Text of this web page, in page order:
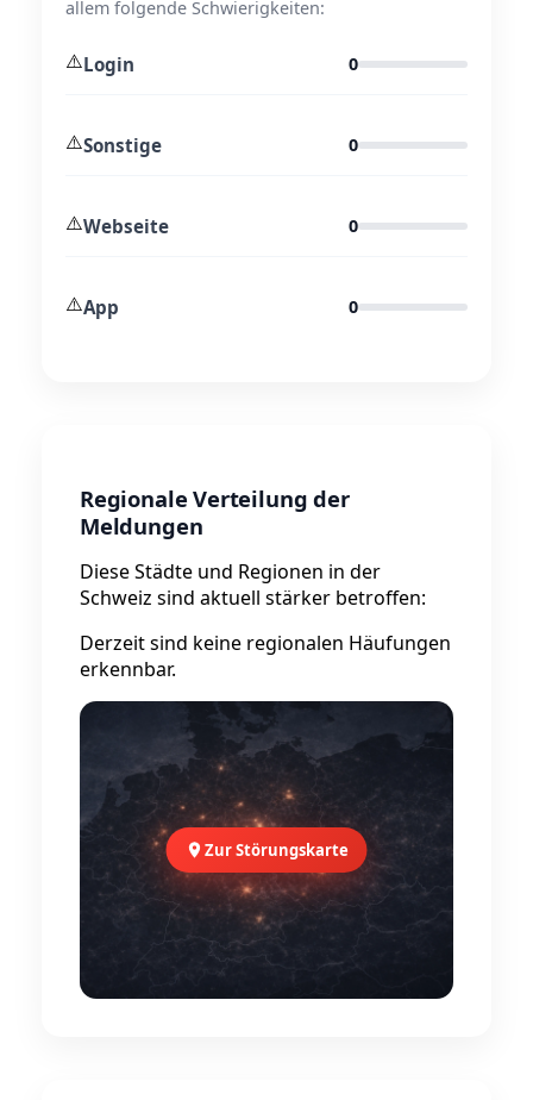
allem folgende Schwierigkeiten:
⚠️Login 0
⚠️Sonstige 0
⚠️Webseite 0
⚠️App 0
Regionale Verteilung der
Meldungen
Diese Städte und Regionen in der
Schweiz sind aktuell stärker betroffen:
Derzeit sind keine regionalen Häufungen
erkennbar.
Zur Störungskarte